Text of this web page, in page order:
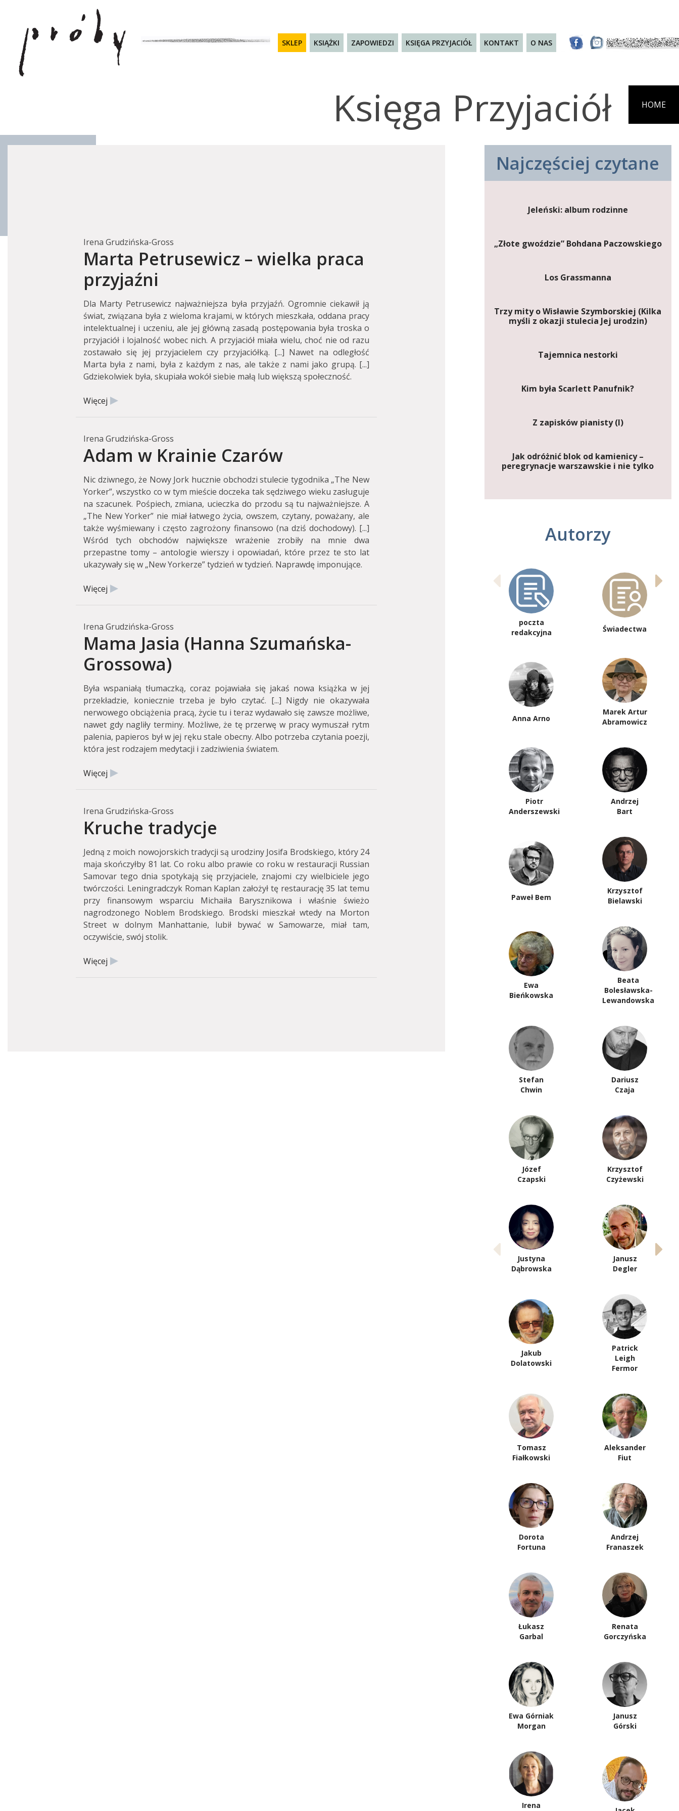
SKLEP KSIĄŻKI ZAPOWIEDZI KSIĘGA PRZYJACIÓŁ KONTAKT O NAS
HOME
Księga Przyjaciół
Irena Grudzińska-Gross
Marta Petrusewicz – wielka praca
przyjaźni
Dla Marty Petrusewicz najważniejsza była przyjaźń. Ogromnie ciekawił ją
świat, związana była z wieloma krajami, w których mieszkała, oddana pracy
intelektualnej i uczeniu, ale jej główną zasadą postępowania była troska o
przyjaciół i lojalność wobec nich. A przyjaciół miała wielu, choć nie od razu
zostawało się jej przyjacielem czy przyjaciółką. [...] Nawet na odległość
Marta była z nami, była z każdym z nas, ale także z nami jako grupą. [...]
Gdziekolwiek była, skupiała wokół siebie małą lub większą społeczność.
Więcej
Irena Grudzińska-Gross
Adam w Krainie Czarów
Nic dziwnego, że Nowy Jork hucznie obchodzi stulecie tygodnika „The New
Yorker”, wszystko co w tym mieście doczeka tak sędziwego wieku zasługuje
na szacunek. Pośpiech, zmiana, ucieczka do przodu są tu najważniejsze. A
„The New Yorker” nie miał łatwego życia, owszem, czytany, poważany, ale
także wyśmiewany i często zagrożony finansowo (na dziś dochodowy). [...]
Wśród tych obchodów największe wrażenie zrobiły na mnie dwa
przepastne tomy – antologie wierszy i opowiadań, które przez te sto lat
ukazywały się w „New Yorkerze” tydzień w tydzień. Naprawdę imponujące.
Więcej
Irena Grudzińska-Gross
Mama Jasia (Hanna Szumańska-
Grossowa)
Była wspaniałą tłumaczką, coraz pojawiała się jakaś nowa książka w jej
przekładzie, koniecznie trzeba je było czytać. [...] Nigdy nie okazywała
nerwowego obciążenia pracą, życie tu i teraz wydawało się zawsze możliwe,
nawet gdy nagliły terminy. Możliwe, że tę przerwę w pracy wymuszał rytm
palenia, papieros był w jej ręku stale obecny. Albo potrzeba czytania poezji,
która jest rodzajem medytacji i zadziwienia światem.
Więcej
Irena Grudzińska-Gross
Kruche tradycje
Jedną z moich nowojorskich tradycji są urodziny Josifa Brodskiego, który 24
maja skończyłby 81 lat. Co roku albo prawie co roku w restauracji Russian
Samovar tego dnia spotykają się przyjaciele, znajomi czy wielbiciele jego
twórczości. Leningradczyk Roman Kaplan założył tę restaurację 35 lat temu
przy finansowym wsparciu Michaiła Barysznikowa i właśnie świeżo
nagrodzonego Noblem Brodskiego. Brodski mieszkał wtedy na Morton
Street w dolnym Manhattanie, lubił bywać w Samowarze, miał tam,
oczywiście, swój stolik.
Więcej
Najczęściej czytane
Jeleński: album rodzinne
„Złote gwoździe” Bohdana Paczowskiego
Los Grassmanna
Trzy mity o Wisławie Szymborskiej (Kilka
myśli z okazji stulecia Jej urodzin)
Tajemnica nestorki
Kim była Scarlett Panufnik?
Z zapisków pianisty (I)
Jak odróżnić blok od kamienicy –
peregrynacje warszawskie i nie tylko
Autorzy
poczta
redakcyjna
Świadectwa
Anna Arno
Marek Artur
Abramowicz
Piotr
Anderszewski
Andrzej
Bart
Paweł Bem
Krzysztof
Bielawski
Ewa
Bieńkowska
Beata
Bolesławska-
Lewandowska
Stefan
Chwin
Dariusz
Czaja
Józef
Czapski
Krzysztof
Czyżewski
Justyna
Dąbrowska
Janusz
Degler
Jakub
Dolatowski
Patrick
Leigh
Fermor
Tomasz
Fiałkowski
Aleksander
Fiut
Dorota
Fortuna
Andrzej
Franaszek
Łukasz
Garbal
Renata
Gorczyńska
Ewa Górniak
Morgan
Janusz
Górski
Irena